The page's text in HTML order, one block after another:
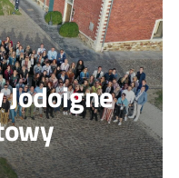
Jodoigne